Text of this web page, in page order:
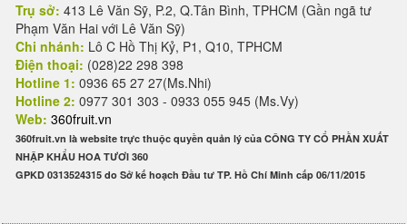
Trụ sở: 413 Lê Văn Sỹ, P.2, Q.Tân Bình, TPHCM (Gần ngã tư
Phạm Văn Hai với Lê Văn Sỹ)
Chi nhánh: Lô C Hồ Thị Kỷ, P1, Q10, TPHCM
Điện thoại: (028)22 298 398
Hotline 1: 0936 65 27 27(Ms.Nhi)
Hotline 2: 0977 301 303 - 0933 055 945 (Ms.Vy)
Web: 360fruit.vn
360fruit.vn là website trực thuộc quyền quản lý của CÔNG TY CỔ PHẦN XUẤT
NHẬP KHẨU HOA TƯƠI 360
GPKD 0313524315 do Sở kế hoạch Đầu tư TP. Hồ Chí Minh cấp 06/11/2015